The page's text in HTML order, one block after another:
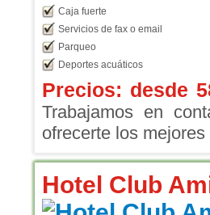
Caja fuerte
Servicios de fax o email
Parqueo
Deportes acuáticos
Precios: desde
Trabajamos en
ofrecerte los
Hotel Club